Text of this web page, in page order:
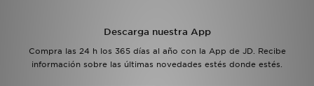
Descarga nuestra App
Compra las 24 h los 365 días al año con la App de JD. Recibe
información sobre las últimas novedades estés donde estés.